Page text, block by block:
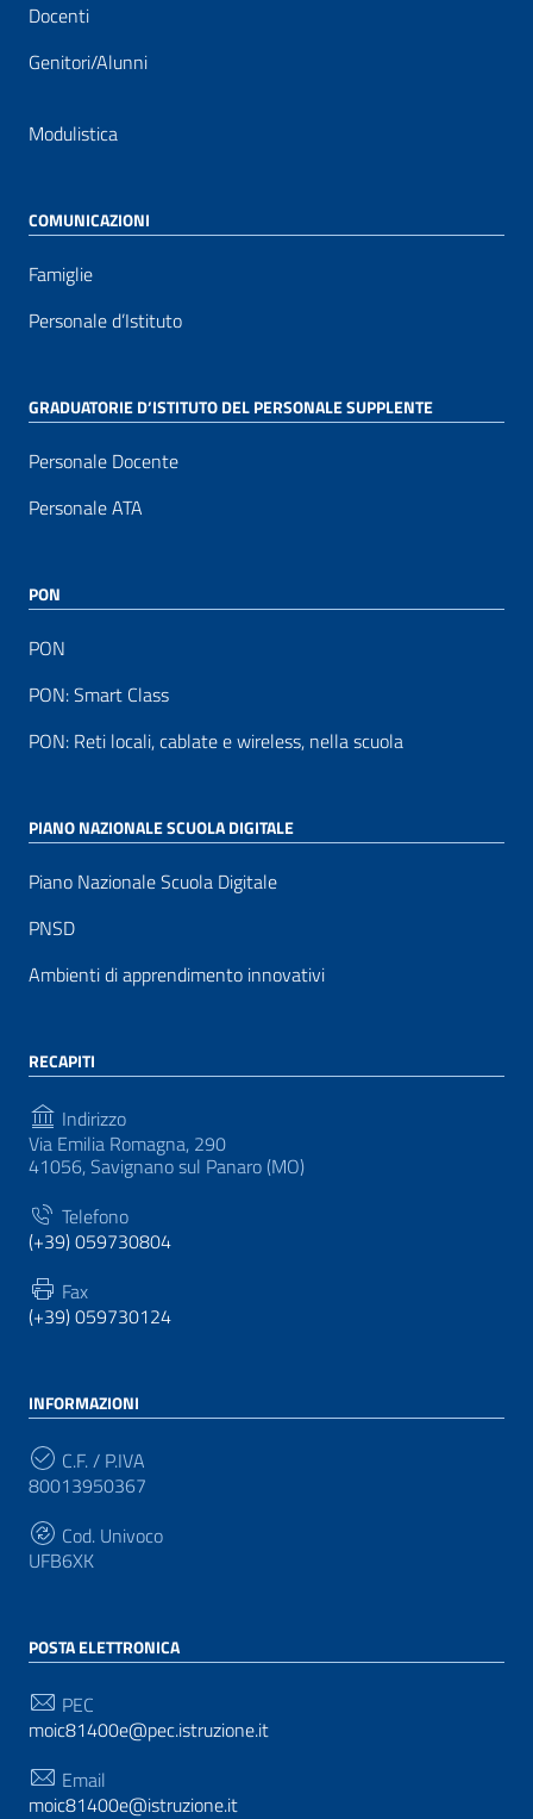
Docenti
Genitori/Alunni
Modulistica
COMUNICAZIONI
Famiglie
Personale d’Istituto
GRADUATORIE D’ISTITUTO DEL PERSONALE SUPPLENTE
Personale Docente
Personale ATA
PON
PON
PON: Smart Class
PON: Reti locali, cablate e wireless, nella scuola
PIANO NAZIONALE SCUOLA DIGITALE
Piano Nazionale Scuola Digitale
PNSD
Ambienti di apprendimento innovativi
RECAPITI
Indirizzo
Via Emilia Romagna, 290
41056, Savignano sul Panaro (MO)
Telefono
(+39) 059730804
Fax
(+39) 059730124
INFORMAZIONI
C.F. / P.IVA
80013950367
Cod. Univoco
UFB6XK
POSTA ELETTRONICA
PEC
moic81400e@pec.istruzione.it
Email
moic81400e@istruzione.it